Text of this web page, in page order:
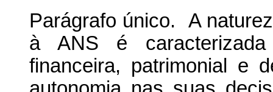
Parágrafo único. A
à ANS é caracterizada
financeira, patrimonial e